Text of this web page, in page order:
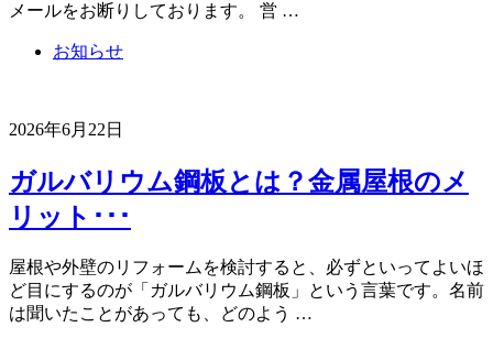
メールをお断りしております。 営 …
お知らせ
2026年6月22日
ガルバリウム鋼板とは？金属屋根のメ
リット･･･
屋根や外壁のリフォームを検討すると、必ずといってよいほ
ど目にするのが「ガルバリウム鋼板」という言葉です。名前
は聞いたことがあっても、どのよう …